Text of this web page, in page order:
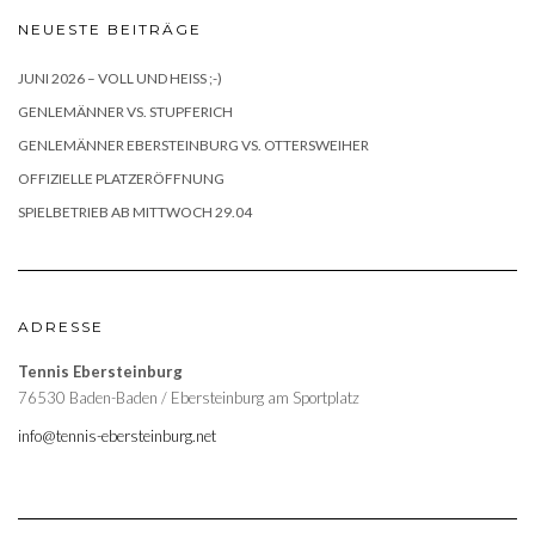
NEUESTE BEITRÄGE
JUNI 2026 – VOLL UND HEISS ;-)
GENLEMÄNNER VS. STUPFERICH
GENLEMÄNNER EBERSTEINBURG VS. OTTERSWEIHER
OFFIZIELLE PLATZERÖFFNUNG
SPIELBETRIEB AB MITTWOCH 29.04
ADRESSE
Tennis Ebersteinburg
76530 Baden-Baden / Ebersteinburg am Sportplatz
info@tennis-ebersteinburg.net